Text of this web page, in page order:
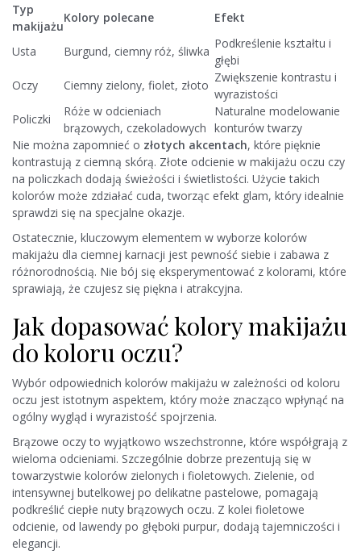
Typ
makijażu
Kolory polecane Efekt
Usta Burgund, ciemny róż, śliwka
Podkreślenie kształtu i
głębi
Oczy
Ciemny zielony, fiolet, złoto
Zwiększenie kontrastu i
wyrazistości
Policzki
Róże w odcieniach
brązowych, czekoladowych
Naturalne modelowanie
konturów twarzy
Nie można zapomnieć o złotych akcentach, które pięknie
kontrastują z ciemną skórą. Złote odcienie w makijażu oczu czy
na policzkach dodają świeżości i świetlistości. Użycie takich
kolorów może zdziałać cuda, tworząc efekt glam, który idealnie
sprawdzi się na specjalne okazje.
Ostatecznie, kluczowym elementem w wyborze kolorów
makijażu dla ciemnej karnacji jest pewność siebie i zabawa z
różnorodnością. Nie bój się eksperymentować z kolorami, które
sprawiają, że czujesz się piękna i atrakcyjna.
Jak dopasować kolory makijażu
do koloru oczu?
Wybór odpowiednich kolorów makijażu w zależności od koloru
oczu jest istotnym aspektem, który może znacząco wpłynąć na
ogólny wygląd i wyrazistość spojrzenia.
Brązowe oczy to wyjątkowo wszechstronne, które współgrają z
wieloma odcieniami. Szczególnie dobrze prezentują się w
towarzystwie kolorów zielonych i fioletowych. Zielenie, od
intensywnej butelkowej po delikatne pastelowe, pomagają
podkreślić ciepłe nuty brązowych oczu. Z kolei fioletowe
odcienie, od lawendy po głęboki purpur, dodają tajemniczości i
elegancji.